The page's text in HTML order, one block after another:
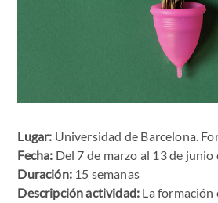
Lugar: Universidad de Barcelona.
Fecha: Del 7 de marzo al 13 de junio
Duración:15 semanas
Descripción actividad: La formación